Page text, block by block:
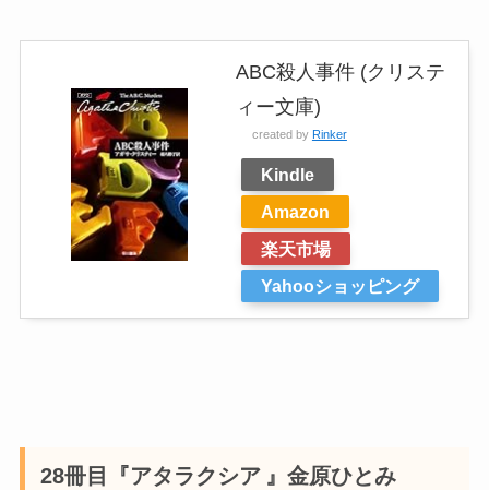
ABC殺人事件 (クリステ
ィー文庫)
created by Rinker
Kindle
Amazon
楽天市場
Yahooショッピング
28冊目『アタラクシア 』金原ひとみ